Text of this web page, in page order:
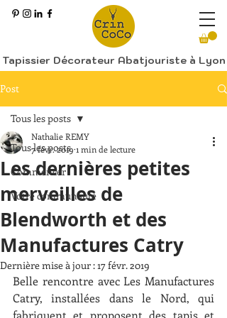
Tapissier Décorateur Abatjouriste à Lyon
Post
Tous les posts
Commencer
Votre communauté
Tous les posts
Les dernières petites
merveilles de
Blendworth et des
Manufactures Catry
Nathalie REMY
7 févr. 2019 1 min de lecture
Dernière mise à jour :17 févr. 2019
Belle rencontre avec Les Manufactures
Catry, installées dans le Nord, qui